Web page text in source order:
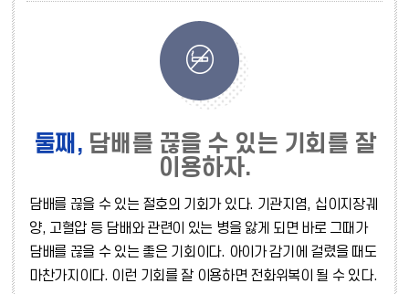
둘째, 담배를 끊을 수 있는 기회를 잘
이용하자.
담배를 끊을 수 있는 절호의 기회가 있다. 기관지염, 십이지장궤
양, 고혈압 등 담배와 관련이 있는 병을 앓게 되면 바로 그때가
담배를 끊을 수 있는 좋은 기회이다. 아이가 감기에 걸렸을 때도
마찬가지이다. 이런 기회를 잘 이용하면 전화위복이 될 수 있다.